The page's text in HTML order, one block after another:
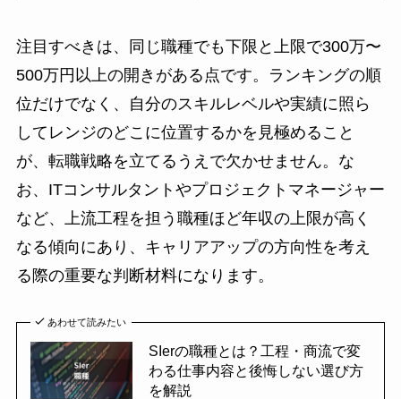
注目すべきは、同じ職種でも下限と上限で300万〜
500万円以上の開きがある点です。ランキングの順
位だけでなく、自分のスキルレベルや実績に照ら
してレンジのどこに位置するかを見極めること
が、転職戦略を立てるうえで欠かせません。な
お、ITコンサルタントやプロジェクトマネージャー
など、上流工程を担う職種ほど年収の上限が高く
なる傾向にあり、キャリアアップの方向性を考え
る際の重要な判断材料になります。
あわせて読みたい
SIerの職種とは？工程・商流で変
わる仕事内容と後悔しない選び方
を解説